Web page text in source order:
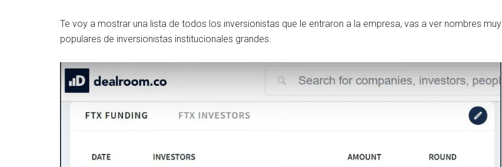
Te voy a mostrar una lista de todos los inversionistas que le entraron a la empresa, vas a ver nombres muy
populares de inversionistas institucionales grandes.